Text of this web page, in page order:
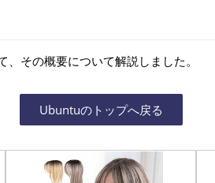
その概要について解説しました。
Ubuntuのトップへ戻る